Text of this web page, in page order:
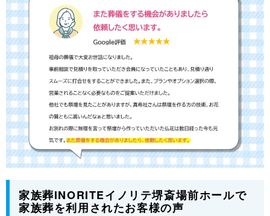
家族葬INORITEイノリテ堺斎場前ホールで
家族葬を利用されたお客様の声